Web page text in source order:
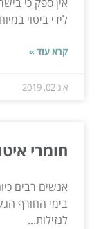
אין ספק כי
לידי ביטוי
קרא עוד »
אוג 02, 2019
חומרי
אנשים רבים
בימי החורף
לנזילות...